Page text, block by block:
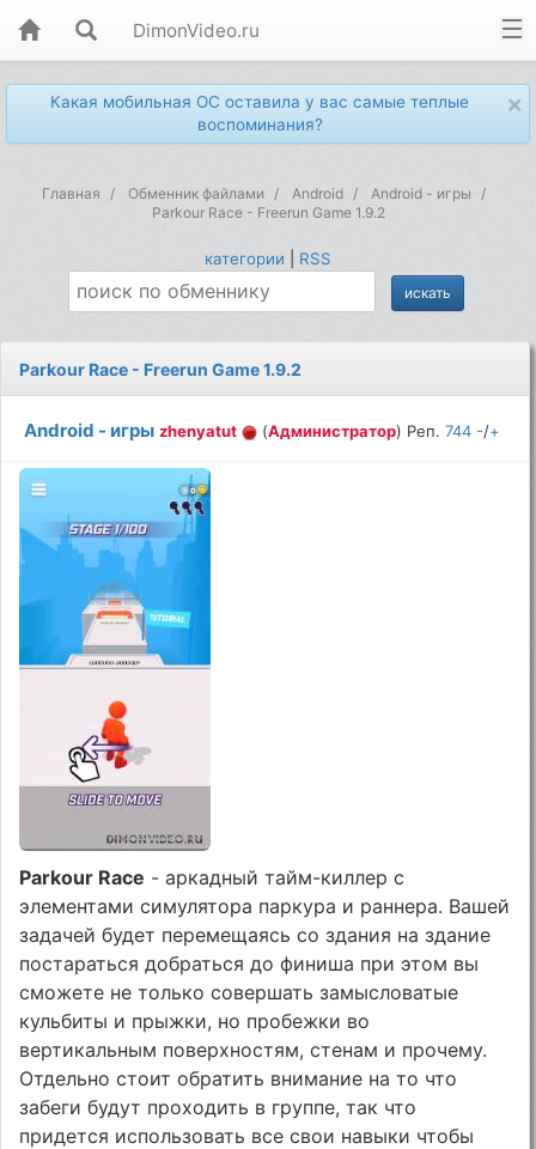
DimonVideo.ru
×
Какая мобильная ОС оставила у вас самые теплые
воспоминания?
Главная Обменник файлами Android
Android - игры
Parkour Race - Freerun Game 1.9.2
категории RSS
Parkour Race - Freerun Game 1.9.2
Android - игры zhenyatut (Администратор) Реп.744 -/+
Parkour Race - аркадный тайм-киллер с
элементами симулятора паркура и раннера. Вашей
задачей будет перемещаясь со здания на здание
постараться добраться до финиша при этом вы
сможете не только совершать замысловатые
кульбиты и прыжки, но пробежки во
вертикальным поверхностям, стенам и прочему.
Отдельно стоит обратить внимание на то что
забеги будут проходить в группе, так что
придется использовать все свои навыки чтобы